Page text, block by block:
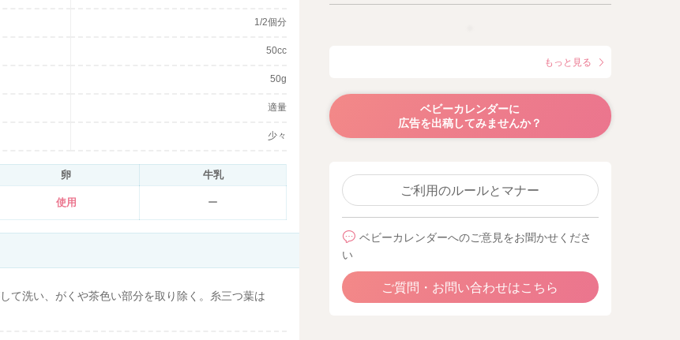
1/2個分
50cc
50g
適量
少々
卵 牛乳
使用 ー
て洗い、がくや茶色い部分を取り除く。糸三つ葉は
もっと見る
ベビーカレンダーに
広告を出稿してみませんか？
ご利用のルールとマナー
ベビーカレンダーへのご意見をお聞かせくださ
い
ご質問・お問い合わせはこちら